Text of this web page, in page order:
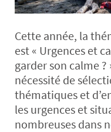
Cette année, la
est « Urgences et
garder son calme
nécessité de
thématiques et
les urgences et
nombreuses dans